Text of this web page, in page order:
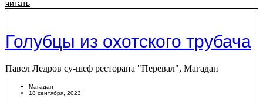
читать
Голубцы из охотского трубача
Павел Ледров су-шеф ресторана "Перевал", Магадан
Магадан
18 сентября, 2023